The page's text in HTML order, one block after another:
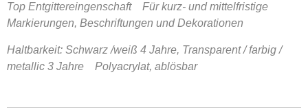
Top Entgittereingenschaft Für kurz- und mittelfristige
Markierungen, Beschriftungen und Dekorationen
Haltbarkeit: Schwarz /weiß 4 Jahre, Transparent / farbig /
metallic 3 Jahre Polyacrylat, ablösbar